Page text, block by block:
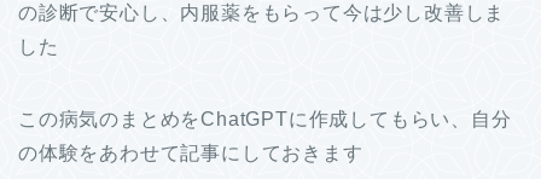
の診断で安心し、内服薬をもらって今は少し改善しま
した
この病気のまとめをChatGPTに作成してもらい、自分
の体験をあわせて記事にしておきます